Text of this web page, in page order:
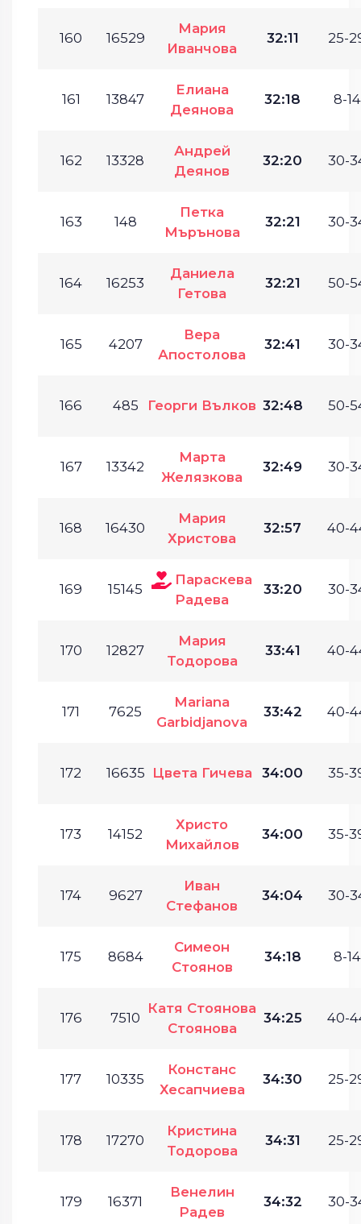
160 16529
Мария
Иванчова
32:11 25-
161 13847
Елиана
Деянова
32:18 8-
162 13328
Андрей
Деянов
32:20 30-
163 148
Петка
Мърънова
32:21 30-
164 16253
Даниела
Гетова
32:21 50-
165 4207
Вера
Апостолова
32:41 30-
166 485 Георги Вълков 32:48 50-
167 13342
Марта
Желязкова
32:49 30-
168 16430
Мария
Христова
32:57 40-
169 15145
Параскева
Радева
33:20 30-
170 12827
Мария
Тодорова
33:41 40-
171 7625
Mariana
Garbidjanova
33:42 40-
172 16635 Цвета Гичева 34:00 35-
173 14152
Христо
Михайлов
34:00 35-
174 9627
Иван
Стефанов
34:04 30-
175 8684
Симеон
Стоянов
34:18 8-
176 7510
Катя Стоянова
Стоянова
34:25 40-
177 10335
Констанс
Хесапчиева
34:30 25-
178 17270
Кристина
Тодорова
34:31 25-
179 16371
Венелин
Радев
34:32 30-